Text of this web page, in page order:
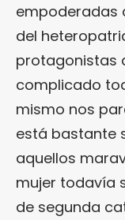
empoderadas
del
protagonistas
complicado
mismo nos
está bastante
aquellos
mujer todavía
de segunda